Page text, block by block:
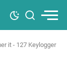
it - 127 Keylogger